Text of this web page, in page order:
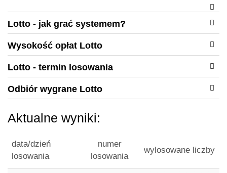
Lotto - jak grać systemem?
Wysokość opłat Lotto
Lotto - termin losowania
Odbiór wygrane Lotto
Aktualne wyniki:
data/dzień
losowania
numer
losowania
wylosowane liczby